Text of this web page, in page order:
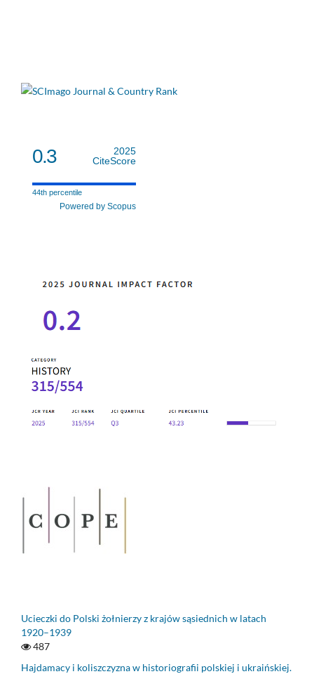
0.3
2025
CiteScore
44th percentile
Powered by Scopus
Ucieczki do Polski żołnierzy z krajów sąsiednich w latach
1920–1939
487
Hajdamacy i koliszczyzna w historiografii polskiej i ukraińskiej.